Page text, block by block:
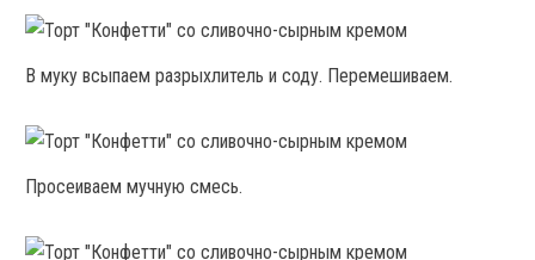
В муку всыпаем разрыхлитель и соду. Перемешиваем.
Просеиваем мучную смесь.